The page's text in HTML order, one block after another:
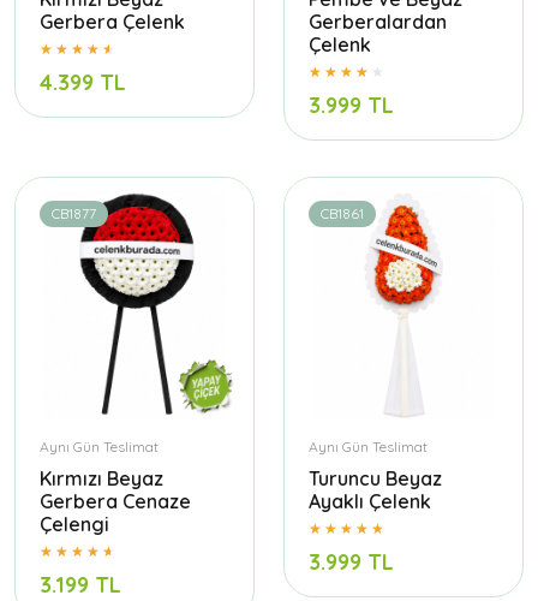
Gerbera Çelenk
4.399 TL
Gerberalardan
Çelenk
3.999 TL
CB1877
Aynı Gün Teslimat
Kırmızı Beyaz
Gerbera Cenaze
Çelengi
3.199 TL
CB1861
Aynı Gün Teslimat
Turuncu Beyaz
Ayaklı Çelenk
3.999 TL